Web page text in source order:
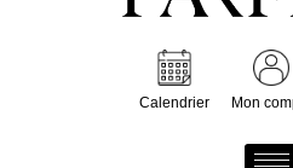
Calendrier Mon